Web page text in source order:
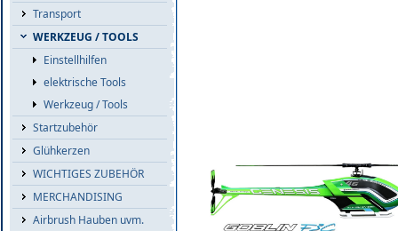
Transport
WERKZEUG / TOOLS
Einstellhilfen
elektrische Tools
Werkzeug / Tools
Startzubehör
Glühkerzen
WICHTIGES ZUBEHÖR
MERCHANDISING
Airbrush Hauben uvm.